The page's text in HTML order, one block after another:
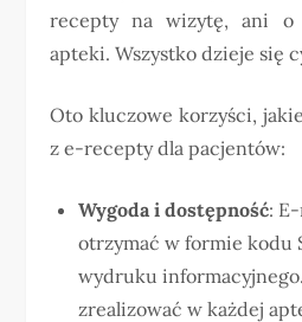
recepty na wizytę, ani o
apteki. Wszystko dzieje się
Oto kluczowe korzyści,
z e-recepty dla pacjentów:
Wygoda i dostępność:
otrzymać w formie kodu
wydruku
zrealizować w każdej